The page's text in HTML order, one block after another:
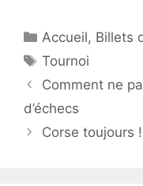
Catégories
Accueil, Billets
Étiquettes
Tournoi
Comment ne
d’échecs
Corse toujours !